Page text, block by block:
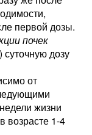
первой дозы.
почек
) суточную дозу
от
жизни
возрасте 1-4